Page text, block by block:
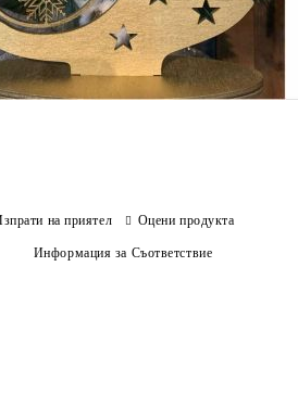
на приятел Оцени продукта
Информация за Съответствие